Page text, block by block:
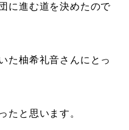
に進む道を決めたので
た柚希礼音さんにとっ
たと思います。